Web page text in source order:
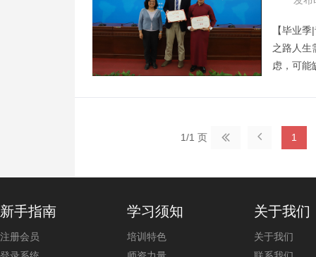
【毕业
之路人生
虑，可能
其勇气
1/1 页   1
新手指南
注册会员
学习须知
培训特色
关于我们
关于我们